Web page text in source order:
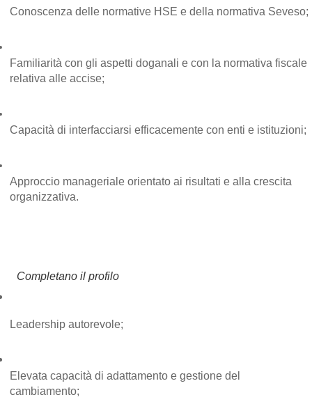
Conoscenza delle normative HSE e della normativa Seveso;
Familiarità con gli aspetti doganali e con la normativa fiscale
relativa alle accise;
Capacità di interfacciarsi efficacemente con enti e istituzioni;
Approccio manageriale orientato ai risultati e alla crescita
organizzativa.
Completano il profilo
Leadership autorevole;
Elevata capacità di adattamento e gestione del
cambiamento;